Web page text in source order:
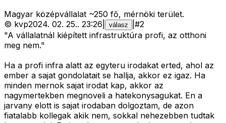
Magyar középvállalat ~250 fő, mérnöki terület.
© kvp2024. 02. 25.. 23:26 válasz #2
"A vállalatnál kiépített infrastruktúra profi, az otthoni
meg nem."
Ha a profi infra alatt az egyteru irodakat erted, ahol az
ember a sajat gondolatait se hallja, akkor ez igaz. Ha
minden mernok sajat irodat kap, akkor az
nagymertekben megnoveli a hatekonysagukat. En a
jarvany elott is sajat irodaban dolgoztam, de azon
fiatalabb kollegak akik nem, sokkal nehezebben tudtak